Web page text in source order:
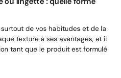
de vos habitudes et de la
texture a ses avantages, et il
tant que le produit est formulé